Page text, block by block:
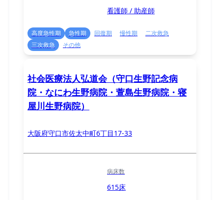
看護師 / 助産師
高度急性期 急性期 回復期 慢性期
二次救急
三次救急
その他
社会医療法人弘道会（守口生野記念病
院・なにわ生野病院・萱島生野病院・寝
屋川生野病院）
大阪府守口市佐太中町6丁目17-33
病床数
615床